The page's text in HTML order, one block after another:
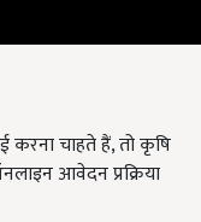
चाहते हैं, तो कृषि
आवेदन प्रक्रिया